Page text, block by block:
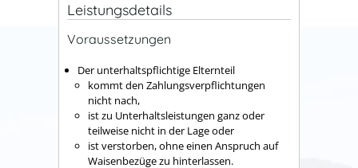
Leistungsdetails
Voraussetzungen
Der unterhaltspflichtige Elternteil
kommt den Zahlungsverpflichtungen
nicht nach,
ist zu Unterhaltsleistungen ganz oder
teilweise nicht in der Lage oder
ist verstorben, ohne einen Anspruch auf
Waisenbezüge zu hinterlassen.